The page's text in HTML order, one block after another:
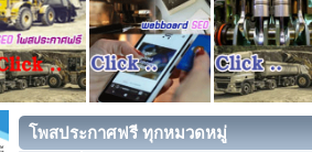
โพสประกาศฟรี ทุกหมวดหมู่